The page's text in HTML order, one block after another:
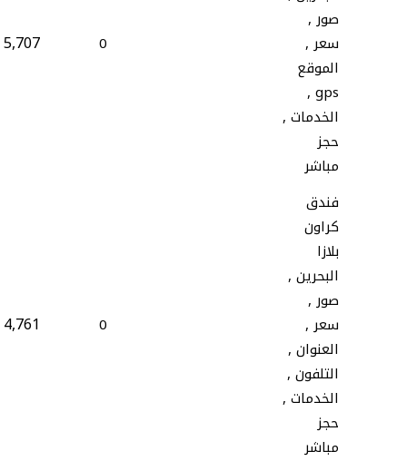
صور ,
سعر ,
الموقع
gps ,
الخدمات ,
حجز
مباشر
0
5,707
فندق
كراون
بلازا
البحرين ,
صور ,
سعر ,
العنوان ,
التلفون ,
الخدمات ,
حجز
مباشر
0
4,761